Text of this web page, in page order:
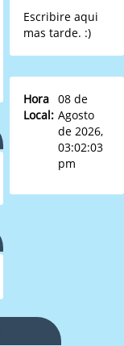
Escribire aqui
mas tarde. :)
Hora
Local:
08 de
Agosto
de 2026,
03:02:03
pm